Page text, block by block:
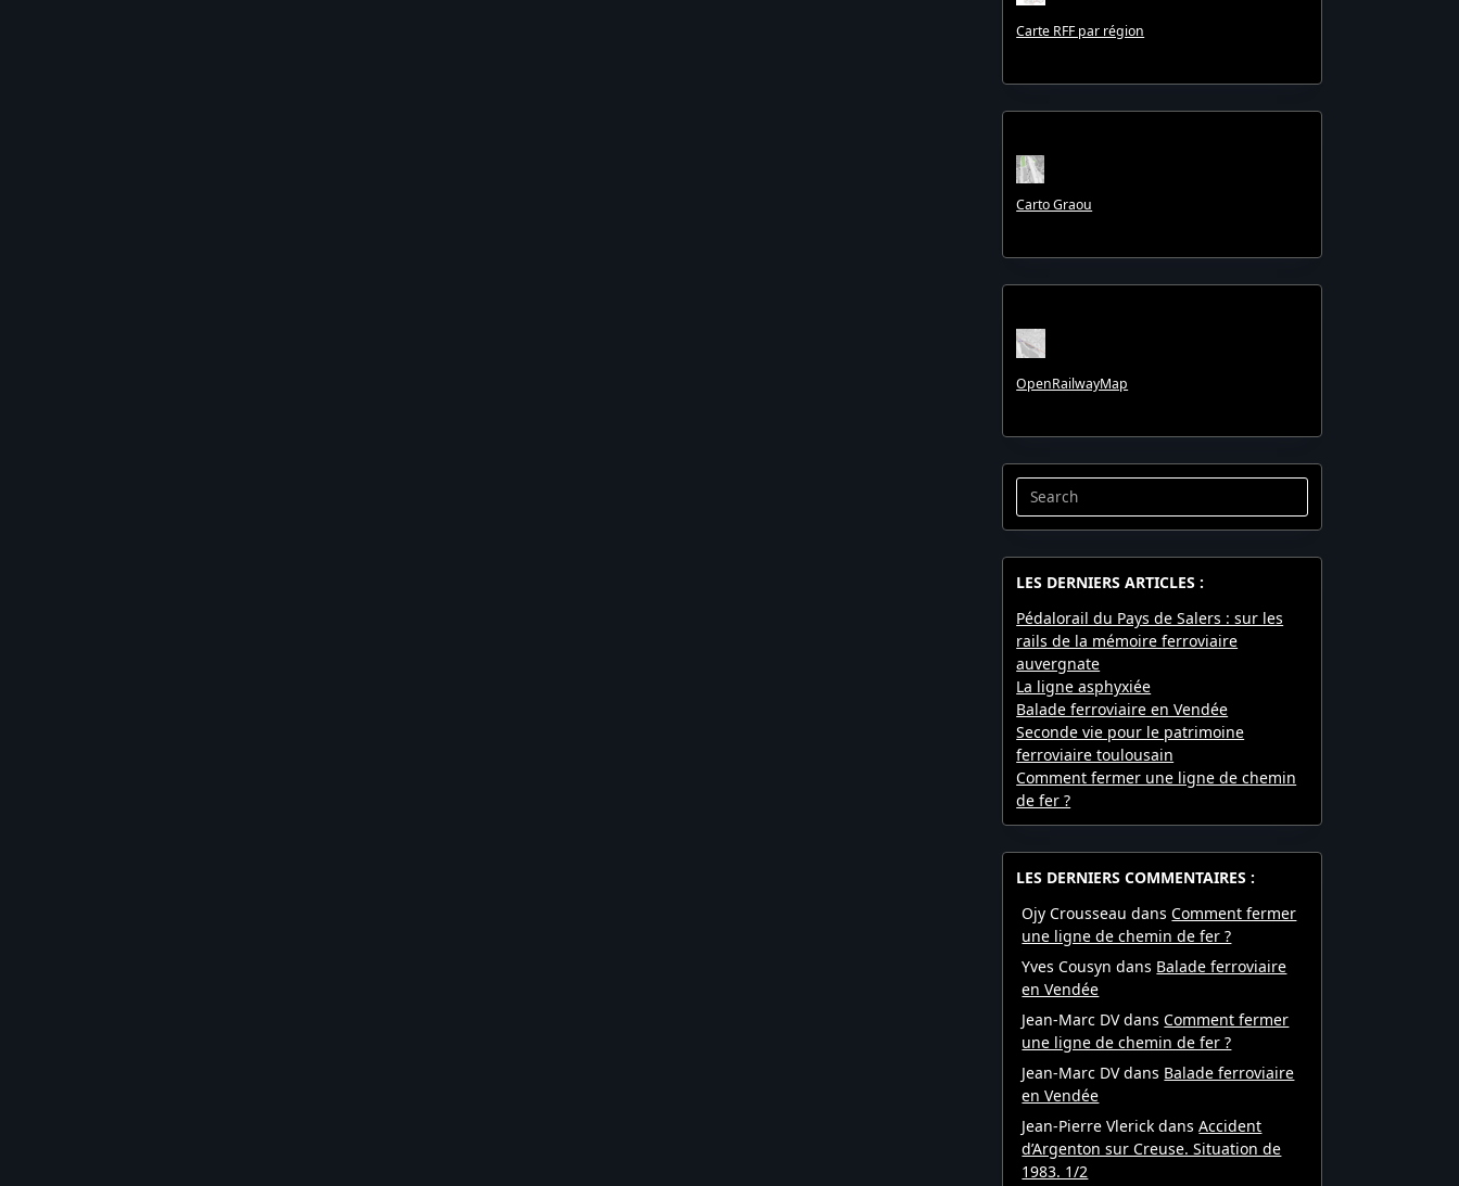
Carte RFF par région
Carto Graou
OpenRailwayMap
Search
for:
LES DERNIERS ARTICLES :
Pédalorail du Pays de Salers : sur les
rails de la mémoire ferroviaire
auvergnate
La ligne asphyxiée
Balade ferroviaire en Vendée
Seconde vie pour le patrimoine
ferroviaire toulousain
Comment fermer une ligne de chemin
de fer ?
LES DERNIERS COMMENTAIRES :
Ojy Crousseau dansComment fermer
une ligne de chemin de fer ?
Yves Cousyn dans Balade ferroviaire
en Vendée
Jean-Marc DVdansComment fermer
une ligne de chemin de fer ?
Jean-Marc DVdans Balade ferroviaire
en Vendée
Jean-Pierre Vlerick dansAccident
d’Argenton sur Creuse. Situation de
1983. 1/2